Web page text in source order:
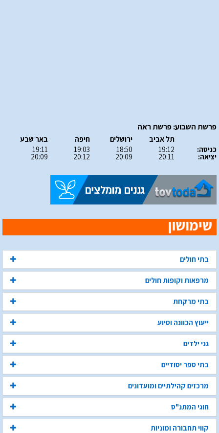
פרשת השבוע: פרשת ראה
כניסה:
יציאה:
תל אביב
19:12
20:11
ירושלים
18:50
20:09
חיפה
19:03
20:12
באר שבע
19:11
20:09
בתי חולים
מרפאות וקופות חולים
בתי מרקחת
ייעוץ הכוונה וסיוע
גני ילדים
בתי ספר יסודיים
מרכזים קהילתיים ומועדונים
חוגי המתנ"ס
קווי תחבורה ומוניות